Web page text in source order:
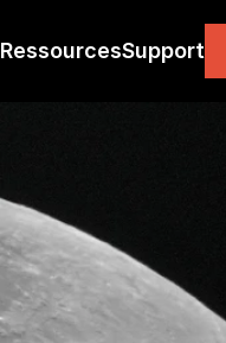
RessourcesSupport